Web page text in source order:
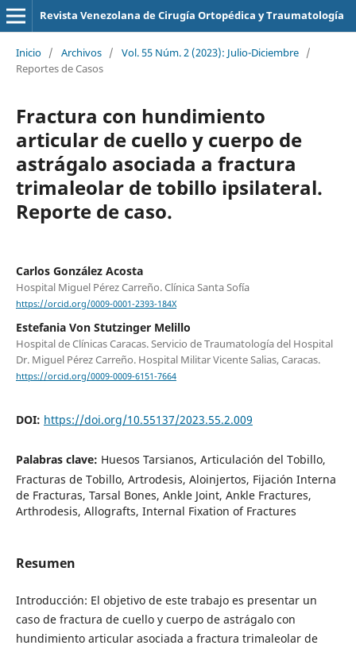
Revista Venezolana de Cirugía Ortopédica y Traumatología
Inicio / Archivos / Vol. 55 Núm. 2 (2023): Julio-Diciembre /
Reportes de Casos
Fractura con hundimiento
articular de cuello y cuerpo de
astrágalo asociada a fractura
trimaleolar de tobillo ipsilateral.
Reporte de caso.
Carlos González Acosta
Hospital Miguel Pérez Carreño. Clínica Santa Sofía
https://orcid.org/0009-0001-2393-184X
Estefania Von Stutzinger Melillo
Hospital de Clínicas Caracas. Servicio de Traumatología del Hospital
Dr. Miguel Pérez Carreño. Hospital Militar Vicente Salias, Caracas.
https://orcid.org/0009-0009-6151-7664
DOI: https://doi.org/10.55137/2023.55.2.009
Palabras clave: Huesos Tarsianos, Articulación del Tobillo,
Fracturas de Tobillo, Artrodesis, Aloinjertos, Fijación Interna
de Fracturas, Tarsal Bones, Ankle Joint, Ankle Fractures,
Arthrodesis, Allografts, Internal Fixation of Fractures
Resumen
Introducción: El objetivo de este trabajo es presentar un
caso de fractura de cuello y cuerpo de astrágalo con
hundimiento articular asociada a fractura trimaleolar de